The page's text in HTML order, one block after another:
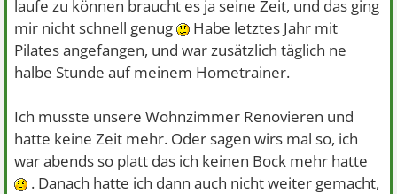
laufe zu können braucht es ja seine Zeit, und das ging
mir nicht schnell genug
Habe letztes Jahr mit
Pilates angefangen, und war zusätzlich täglich ne
halbe Stunde auf meinem Hometrainer.
Ich musste unsere Wohnzimmer Renovieren und
hatte keine Zeit mehr. Oder sagen wirs mal so, ich
war abends so platt das ich keinen Bock mehr hatte
. Danach hatte ich dann auch nicht weiter gemacht,